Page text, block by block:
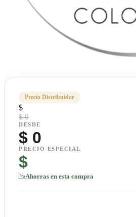
Precio Distribuidor
$
$ 0
DESDE
$ 0
PRECIO ESPECIAL
$
Ahorras en esta compra